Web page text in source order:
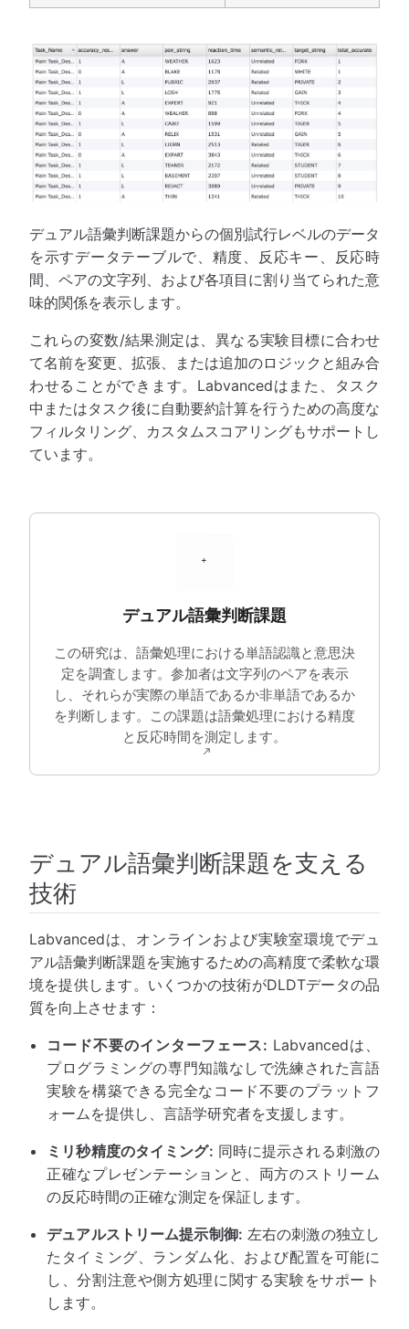
デュアル語彙判断課題からの個別試行レベルのデータ
を示すデータテーブルで、精度、反応キー、反応時
間、ペアの文字列、および各項目に割り当てられた意
味的関係を表示します。
これらの変数/結果測定は、異なる実験目標に合わせ
て名前を変更、拡張、または追加のロジックと組み合
わせることができます。Labvancedはまた、タスク
中またはタスク後に自動要約計算を行うための高度な
フィルタリング、カスタムスコアリングもサポートし
ています。
デュアル語彙判断課題
この研究は、語彙処理における単語認識と意思決
定を調査します。参加者は文字列のペアを表示
し、それらが実際の単語であるか非単語であるか
を判断します。この課題は語彙処理における精度
と反応時間を測定します。
デュアル語彙判断課題を支える
技術
Labvancedは、オンラインおよび実験室環境でデュ
アル語彙判断課題を実施するための高精度で柔軟な環
境を提供します。いくつかの技術がDLDTデータの品
質を向上させます：
コード不要のインターフェース: Labvancedは、
プログラミングの専門知識なしで洗練された言語
実験を構築できる完全なコード不要のプラットフ
ォームを提供し、言語学研究者を支援します。
ミリ秒精度のタイミング: 同時に提示される刺激の
正確なプレゼンテーションと、両方のストリーム
の反応時間の正確な測定を保証します。
デュアルストリーム提示制御: 左右の刺激の独立し
たタイミング、ランダム化、および配置を可能に
し、分割注意や側方処理に関する実験をサポート
します。